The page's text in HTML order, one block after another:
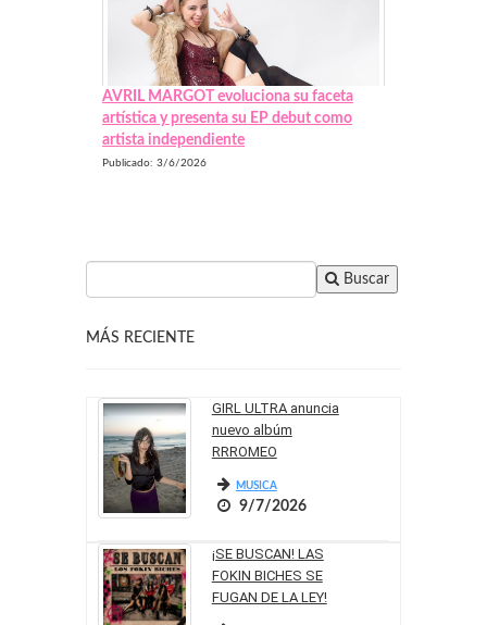
AVRIL MARGOT evoluciona su faceta
artística y presenta su EP debut como
artista independiente
Publicado: 3/6/2026
Buscar
MÁS RECIENTE
GIRL ULTRA anuncia
nuevo albúm
RRROMEO
MUSICA
9/7/2026
¡SE BUSCAN! LAS
FOKIN BICHES SE
FUGAN DE LA LEY!